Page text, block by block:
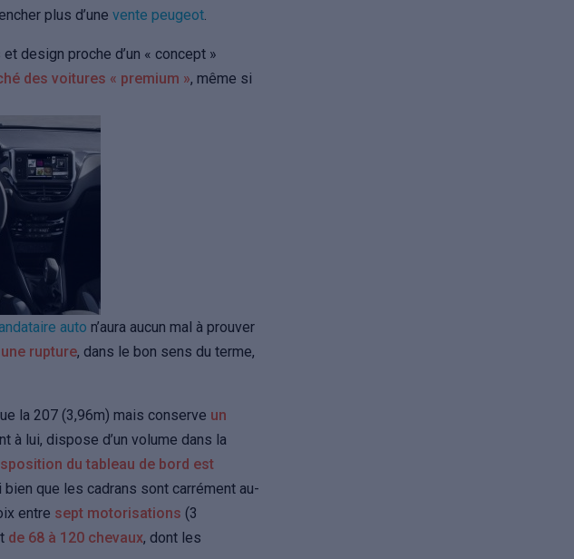
plus d’une vente peugeot.
design proche d’un « concept »
des voitures « premium », même si
auto n’aura aucun mal à prouver
une rupture, dans le bon sens du terme,
la 207 (3,96m) mais conserve un
à lui, dispose d’un volume dans la
du tableau de bord est
que les cadrans sont carrément au-
entre sept motorisations (3
de 68 à 120 chevaux, dont les